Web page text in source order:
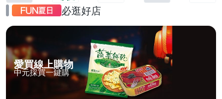
必逛好店
愛買線上購物
中元採買一鍵購